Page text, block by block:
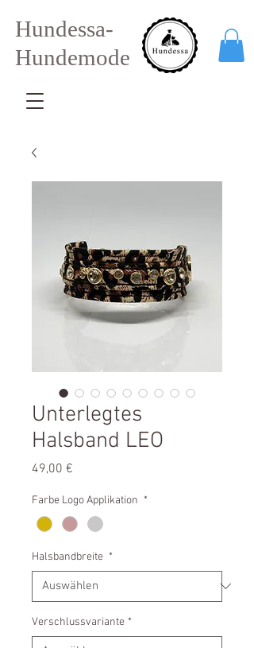
Hundessa-
Hundemode
Unterlegtes
Halsband LEO
49,00 €
Farbe Logo Applikation *
Halsbandbreite *
Verschlussvariante *